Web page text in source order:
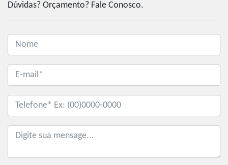
Dúvidas? Orçamento? Fale Conosco.